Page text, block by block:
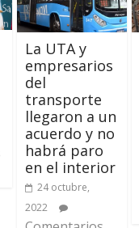
La UTA y
empresarios
del
transporte
llegaron a un
acuerdo y no
habrá paro
en el interior
24 octubre,
2022